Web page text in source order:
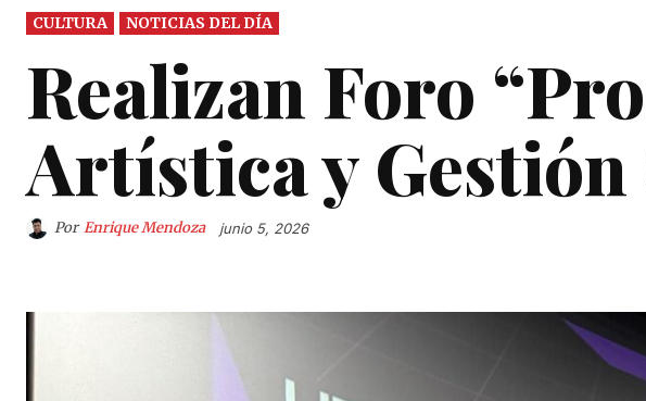
CULTURA NOTICIAS DEL DÍA
Realizan Foro
Artística y
Por Enrique Mendoza junio 5, 2026